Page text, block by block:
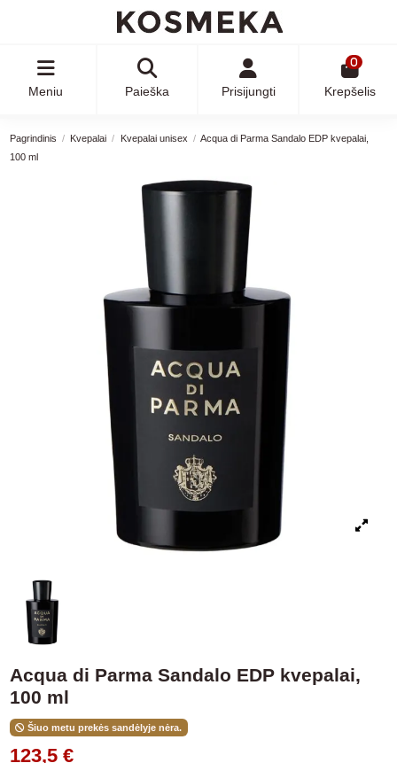
Meniu Paieška Prisijungti
0
Krepšelis
Pagrindinis Kvepalai Kvepalai unisex
Acqua di Parma Sandalo EDP kvepalai,
100 ml
Acqua di Parma Sandalo EDP kvepalai,
100 ml
Šiuo metu prekės sandėlyje nėra.
123,5 €